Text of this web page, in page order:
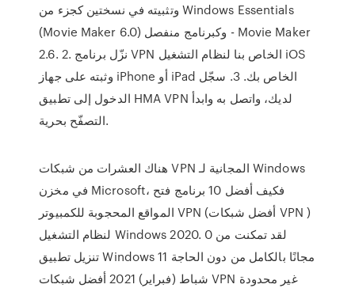
وتثبيته في نسختين كجزء من Windows Essentials
(Movie Maker 6.0) وكبرنامج منفصل - Movie Maker
2.6. 2. نزّل برنامج VPN الخاص بنا لنظام التشغيل iOS
وثبته على جهاز iPhone أو iPad الخاص بك. 3. سجّل
الدخول إلى تطبيق HMA VPN لديك، واتصل به وابدأ
التصفّح بحرية.
هناك العشرات من شبكات VPN المجانية لـ Windows
في مخزن Microsoft، فكيف أفضل 10 برنامج فتح
المواقع المحجوبة للكمبيوتر VPN (أفضل شبكات VPN )
لنظام التشغيل Windows 2020. 0 لقد تمكنت من
تنزيل تطبيق Windows مجانًا بالكامل من دون الحاجة 11
شباط (فبراير) 2021 أفضل شبكات VPN غير محدودة